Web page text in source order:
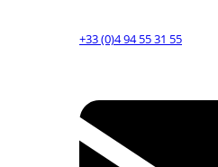
+33 (0)4 94 55 31 55